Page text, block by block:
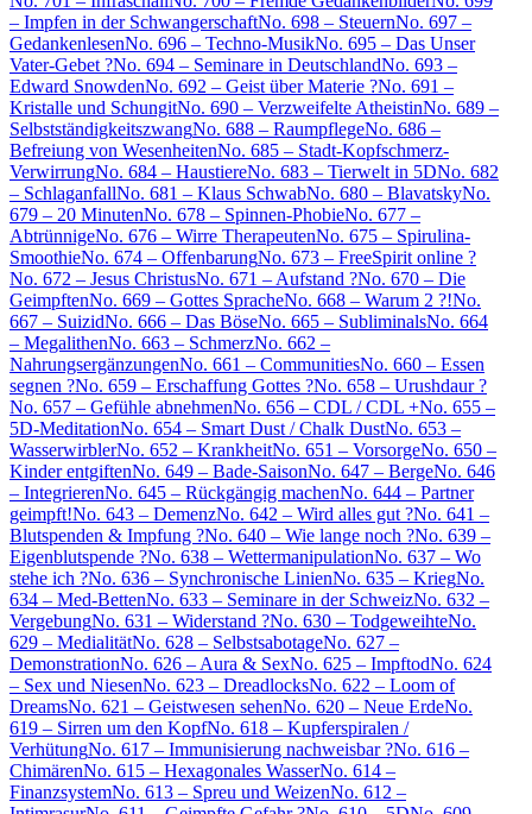
– Impfen in der SchwangerschaftNo. 698 – SteuernNo. 697 –
GedankenlesenNo. 696 – Techno-MusikNo. 695 – Das Unser
Vater-Gebet ?No. 694 – Seminare in DeutschlandNo. 693 –
Edward SnowdenNo. 692 – Geist über Materie ?No. 691 –
Kristalle und SchungitNo. 690 – Verzweifelte AtheistinNo. 689 –
SelbstständigkeitszwangNo. 688 – RaumpflegeNo. 686 –
Befreiung von WesenheitenNo. 685 – Stadt-Kopfschmerz-
VerwirrungNo. 684 – HaustiereNo. 683 – Tierwelt in 5DNo. 682
– SchlaganfallNo. 681 – Klaus SchwabNo. 680 – BlavatskyNo.
679 – 20 MinutenNo. 678 – Spinnen-PhobieNo. 677 –
AbtrünnigeNo. 676 – Wirre TherapeutenNo. 675 – Spirulina-
SmoothieNo. 674 – OffenbarungNo. 673 – FreeSpirit online ?
No. 672 – Jesus ChristusNo. 671 – Aufstand ?No. 670 – Die
GeimpftenNo. 669 – Gottes SpracheNo. 668 – Warum 2 ?!No.
667 – SuizidNo. 666 – Das BöseNo. 665 – SubliminalsNo. 664
– MegalithenNo. 663 – SchmerzNo. 662 –
NahrungsergänzungenNo. 661 – CommunitiesNo. 660 – Essen
segnen ?No. 659 – Erschaffung Gottes ?No. 658 – Urushdaur ?
No. 657 – Gefühle abnehmenNo. 656 – CDL / CDL +No. 655 –
5D-MeditationNo. 654 – Smart Dust / Chalk DustNo. 653 –
WasserwirblerNo. 652 – KrankheitNo. 651 – VorsorgeNo. 650 –
Kinder entgiftenNo. 649 – Bade-SaisonNo. 647 – BergeNo. 646
– IntegrierenNo. 645 – Rückgängig machenNo. 644 – Partner
geimpft!No. 643 – DemenzNo. 642 – Wird alles gut ?No. 641 –
Blutspenden & Impfung ?No. 640 – Wie lange noch ?No. 639 –
Eigenblutspende ?No. 638 – WettermanipulationNo. 637 – Wo
stehe ich ?No. 636 – Synchronische LinienNo. 635 – KriegNo.
634 – Med-BettenNo. 633 – Seminare in der SchweizNo. 632 –
VergebungNo. 631 – Widerstand ?No. 630 – TodgeweihteNo.
629 – MedialitätNo. 628 – SelbstsabotageNo. 627 –
DemonstrationNo. 626 – Aura & SexNo. 625 – ImpftodNo. 624
– Sex und NiesenNo. 623 – DreadlocksNo. 622 – Loom of
DreamsNo. 621 – Geistwesen sehenNo. 620 – Neue ErdeNo.
619 – Sirren um den KopfNo. 618 – Kupferspiralen /
VerhütungNo. 617 – Immunisierung nachweisbar ?No. 616 –
ChimärenNo. 615 – Hexagonales WasserNo. 614 –
FinanzsystemNo. 613 – Spreu und WeizenNo. 612 –